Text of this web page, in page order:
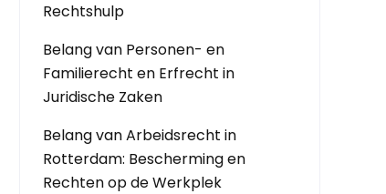
Rechtshulp
Belang van Personen- en
Familierecht en Erfrecht in
Juridische Zaken
Belang van Arbeidsrecht in
Rotterdam: Bescherming en
Rechten op de Werkplek